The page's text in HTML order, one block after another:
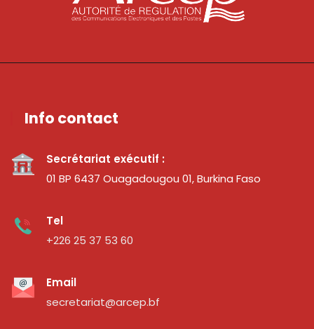
Info contact
Secrétariat exécutif :
01 BP 6437 Ouagadougou 01, Burkina Faso
Tel
+226 25 37 53 60
Email
secretariat@arcep.bf